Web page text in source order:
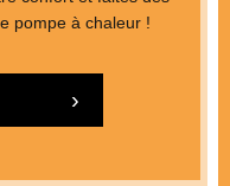
pompe à chaleur !